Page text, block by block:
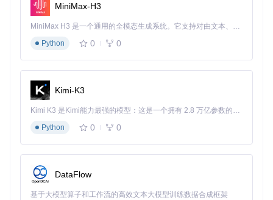
解密架构设计：为何能同时应对万人互动
传统互动工具常因并发量激增导致系统卡顿，而郊狼控制器采
用分布式事件处理模型，每个惩罚指令都在独立线程中处理，
开启互动之旅：从零开始的实施指南
快速上手三步骤：15分钟搭建你的互动系统
获取项目代码
git clone
MiniMax-H3
MiniMax H3 是一个通用的全模态生成系统。它支持对由文本、图像、视频和音频组成的多模态上下文进行统一理解，并能生成分辨率高达 2K、时长可达 15 秒的带原生立体声音频的视频。得益于面向任务泛化的系统设计，H3 在预训练阶段就已具备广泛的多模态上下文理解与生成能力，能够出色地执行复杂的多模态指令。
Python
0 0
Kimi-K3
Kimi K3 是Kimi能力最强的模型：这是一个拥有 2.8 万亿参数的混合专家（MoE）模型，具备原生视觉理解能力，并支持 100 万 token 的上下文窗口。
Python
0 0
DataFlow
基于大模型算子和工作流的高效文本大模型训练数据合成框架